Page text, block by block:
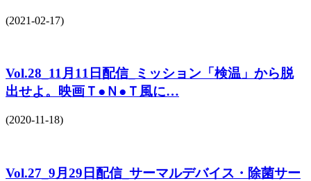
(2021-02-17)
Vol.28_11月11日配信_ミッション「検温」から脱
出せよ。映画Ｔ●Ｎ●Ｔ風に…
(2020-11-18)
Vol.27_9月29日配信_サーマルデバイス・除菌サー